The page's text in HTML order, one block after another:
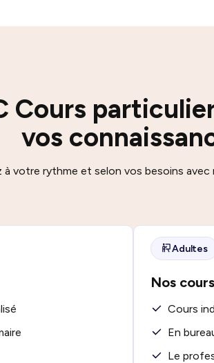
Cours
vos
à votre rythme et selon vos besoins avec
Adultes
Nos
Cours
En
Le